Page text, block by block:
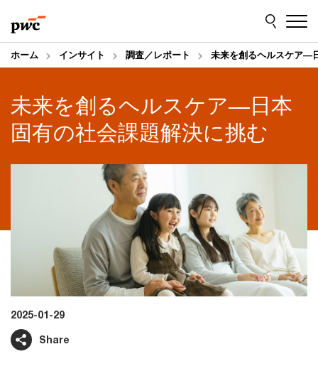
to
content
to
footer
ホーム インサイト 調査／レポート 未来を創るヘルスケア―
未来を創るヘルスケア―日本
固有の社会課題解決に挑む
2025-01-29
Share